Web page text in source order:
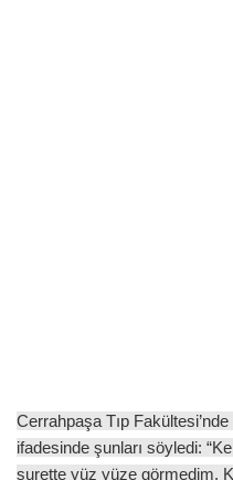
Cerrahpaşa Tıp
ifadesinde şunları söyledi:
surette yüz yüze görmedim.